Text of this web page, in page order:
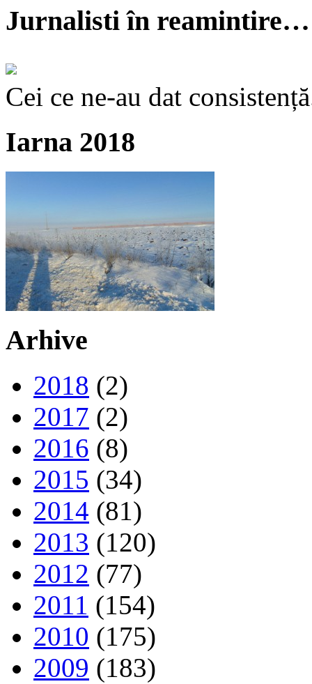
Jurnalisti în reamintire…
Cei ce ne-au dat
Iarna 2018
Arhive
2018 (2)
2017 (2)
2016 (8)
2015 (34)
2014 (81)
2013 (120)
2012 (77)
2011 (154)
2010 (175)
2009 (183)